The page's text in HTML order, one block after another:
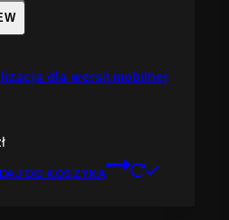
dla wersji mobilnej
DO KOSZYKA